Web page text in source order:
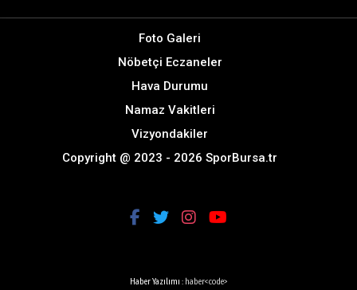
Foto Galeri
Nöbetçi Eczaneler
Hava Durumu
Namaz Vakitleri
Vizyondakiler
Copyright @ 2023 - 2026 SporBursa.tr
Haber Yazılımı : haber<code>